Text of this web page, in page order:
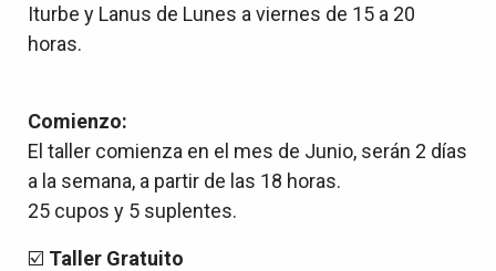
Iturbe y Lanus de Lunes a viernes de 15 a 20
horas.
Comienzo:
El taller comienza en el mes de Junio, serán 2 días
a la semana, a partir de las 18 horas.
25 cupos y 5 suplentes.
☑️ Taller Gratuito